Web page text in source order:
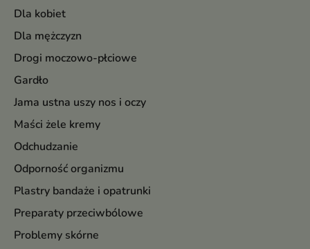
Dla kobiet
Dla mężczyzn
Drogi moczowo-płciowe
Gardło
Jama ustna uszy nos i oczy
Maści żele kremy
Odchudzanie
Odporność organizmu
Plastry bandaże i opatrunki
Preparaty przeciwbólowe
Problemy skórne